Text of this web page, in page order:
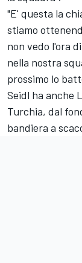
"E' questa la
stiamo
non vedo l'ora
nella nostra
prossimo lo
Seidl ha anche
Turchia, dal
bandiera a